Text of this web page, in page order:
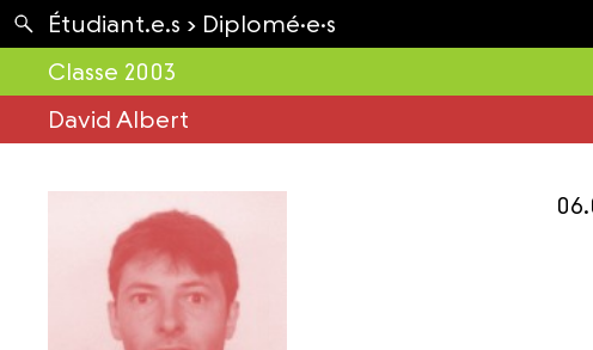
Étudiant.e.s › Diplomé·e·s
Classe 2003
David Albert